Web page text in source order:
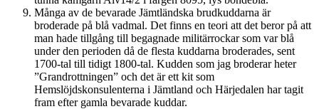
Många av de bevarade Jämtländska brudkuddarna är
broderade på blå vadmal. Det finns en teori att det beror på att
man hade tillgång till begagnade militärrockar som var blå
under den perioden då de flesta kuddarna broderades, sent
1700-tal till tidigt 1800-tal. Kudden som jag broderar heter
”Grandrottningen” och det är ett kit som
Hemslöjdskonsulenterna i Jämtland och Härjedalen har tagit
fram efter gamla bevarade kuddar.